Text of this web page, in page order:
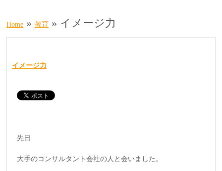
Home » 教育 » イメージ力
イメージ力
先日
大手のコンサルタント会社の人と会いました。